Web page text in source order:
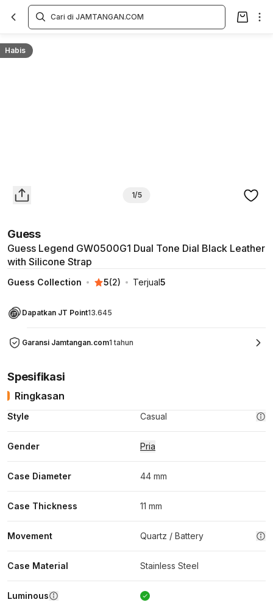
Habis
1/5
Guess
Guess Legend GW0500G1 Dual Tone Dial Black Leather
with Silicone Strap
Guess Collection 5(2) Terjual5
Dapatkan JT Point13.645
Garansi Jamtangan.com1 tahun
Overview
Spesifikasi
Ringkasan
Style Casual
Gender Pria
Case Diameter 44 mm
Case Thickness 11 mm
Movement Quartz / Battery
Case Material Stainless Steel
Luminous